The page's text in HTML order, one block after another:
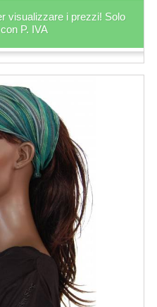
visualizzare i prezzi! Solo
P. IVA